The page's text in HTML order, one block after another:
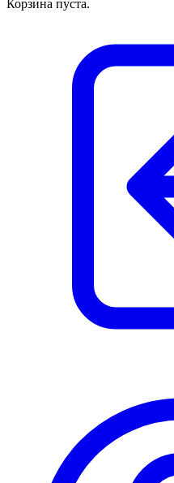
Корзина пуста.